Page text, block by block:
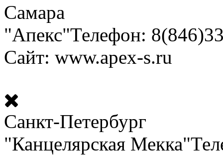
Самара
"Апекс"Телефон:
Сайт: www.apex-s.ru
Санкт-Петербург
"Канцелярская Мекка"